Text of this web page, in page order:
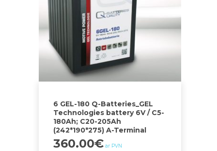
6 GEL-180 Q-Batteries_GEL
Technologies battery 6V / C5-
180Ah; C20-205Ah
(242*190*275) A-Terminal
360.00€ ar PVN